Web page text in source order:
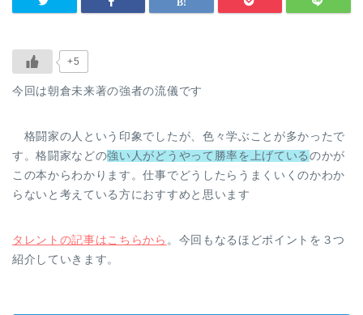
+5
今回は朝倉未来著の強者の流儀です
格闘家の人という印象でしたが、色々学ぶことが多かったで
す。格闘家などの強い人がどうやって勝率を上げているのかが
この本からわかります。仕事でどうしたらうまくいくのかわか
らないと考えている方におすすめと思います
タレントの記事はこちらから 。今回もなるほどポイントを３つ
紹介していきます。